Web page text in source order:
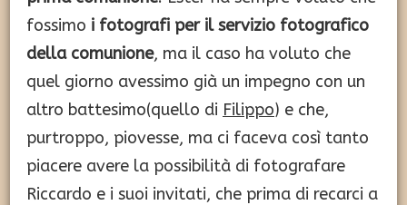
fossimo i fotografi per il servizio fotografico
della comunione, ma il caso ha voluto che
quel giorno avessimo già un impegno con un
altro battesimo(quello di Filippo) e che,
purtroppo, piovesse, ma ci faceva così tanto
piacere avere la possibilità di fotografare
Riccardo e i suoi invitati, che prima di recarci a